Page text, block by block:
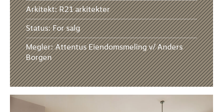
Arkitekt: R21 arkitekter
Status: For salg
Megler: Attentus Eiendomsmeling v/ Anders
Borgen